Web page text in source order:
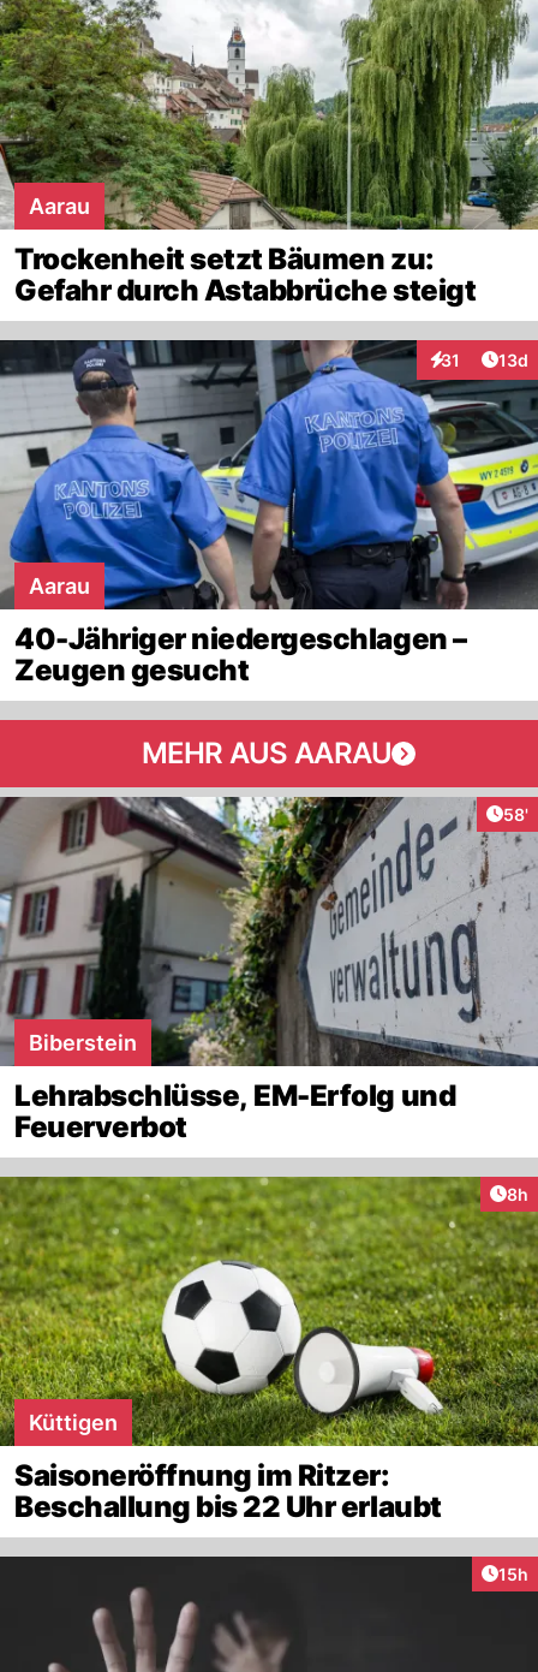
Aarau
Trockenheit setzt Bäumen zu:
Gefahr durch Astabbrüche steigt
31
Interaktionen
13d
Aarau
40-Jähriger niedergeschlagen –
Zeugen gesucht
MEHR AUS AARAU
58'
Biberstein
Lehrabschlüsse, EM-Erfolg und
Feuerverbot
8h
Küttigen
Saisoneröffnung im Ritzer:
Beschallung bis 22 Uhr erlaubt
15h